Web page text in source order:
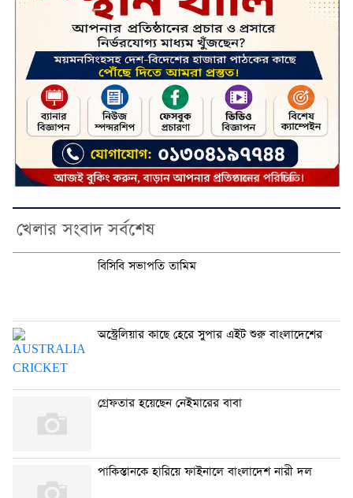
খেলার সংবাদ সর্বশেষ
বিসিবি সভাপতি তামিম
অস্ট্রেলিয়ার কাছে হেরে সুপার এইট শুরু বাংলাদেশের
গ্রেফতার হয়েছেন নেইমারের বাবা
পাকিস্তানকে হারিয়ে ফাইনালে বাংলাদেশ নারী দল